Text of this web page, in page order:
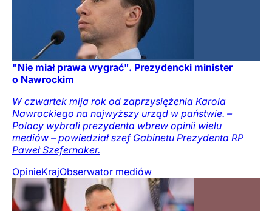
"Nie miał prawa wygrać". Prezydencki minister
o Nawrockim
W czwartek mija rok od zaprzysiężenia Karola
Nawrockiego na najwyższy urząd w państwie. –
Polacy wybrali prezydenta wbrew opinii wielu
mediów – powiedział szef Gabinetu Prezydenta RP
Paweł Szefernaker.
OpinieKrajObserwator mediów